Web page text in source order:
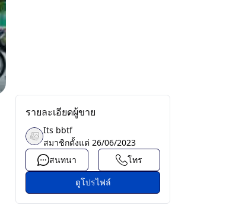
รายละเอียดผู้ขาย
Its bbtf
สมาชิกตั้งแต่ 26/06/2023
สนทนา
โทร
ดูโปรไฟล์